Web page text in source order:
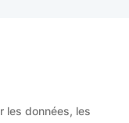
les données, les